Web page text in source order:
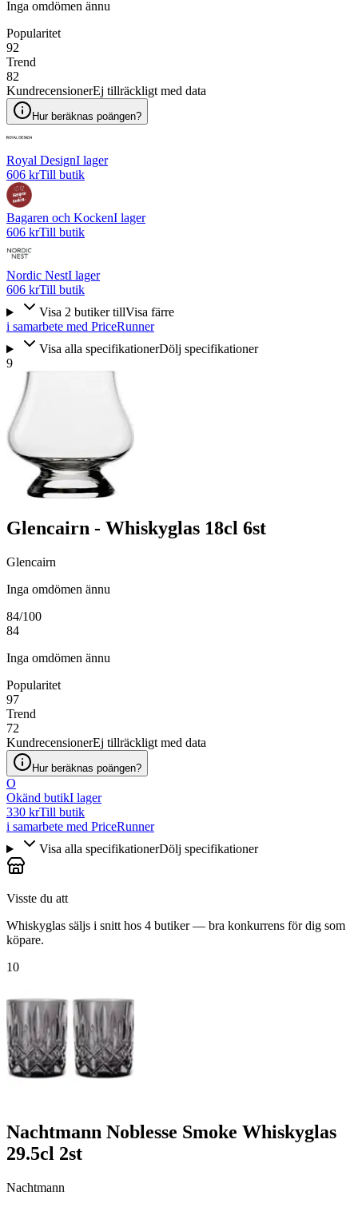
Inga omdömen ännu
Popularitet
92
Trend
82
KundrecensionerEj tillräckligt med data
Hur beräknas poängen?
Royal DesignI lager
606 krTill butik
Bagaren och KockenI lager
606 krTill butik
Nordic NestI lager
606 krTill butik
Visa 2 butiker tillVisa färre
i samarbete med PriceRunner
Visa alla specifikationerDölj specifikationer
9
Glencairn - Whiskyglas 18cl 6st
Glencairn
Inga omdömen ännu
84/100
84
Inga omdömen ännu
Popularitet
97
Trend
72
KundrecensionerEj tillräckligt med data
Hur beräknas poängen?
O
Okänd butikI lager
330 krTill butik
i samarbete med PriceRunner
Visa alla specifikationerDölj specifikationer
Visste du att
Whiskyglas säljs i snitt hos 4 butiker — bra konkurrens för dig som
köpare.
10
Nachtmann Noblesse Smoke Whiskyglas
29.5cl 2st
Nachtmann